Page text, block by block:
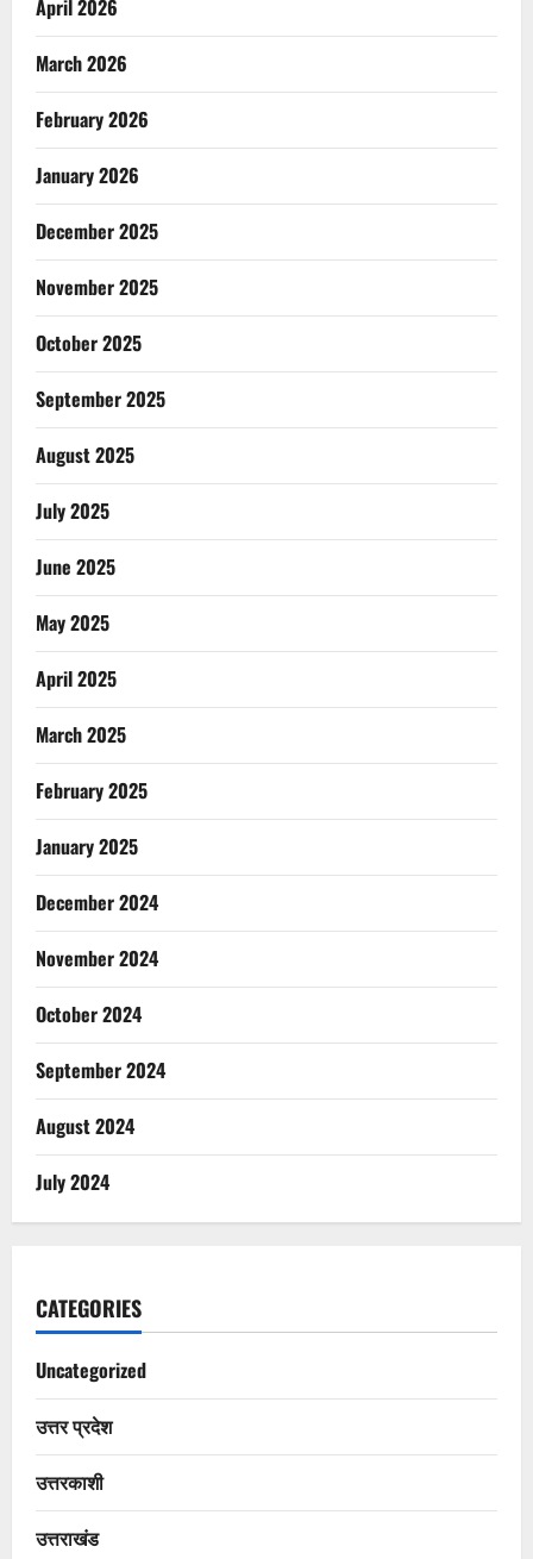
April 2026
March 2026
February 2026
January 2026
December 2025
November 2025
October 2025
September 2025
August 2025
July 2025
June 2025
May 2025
April 2025
March 2025
February 2025
January 2025
December 2024
November 2024
October 2024
September 2024
August 2024
July 2024
CATEGORIES
Uncategorized
उत्तर प्रदेश
उत्तरकाशी
उत्तराखंड